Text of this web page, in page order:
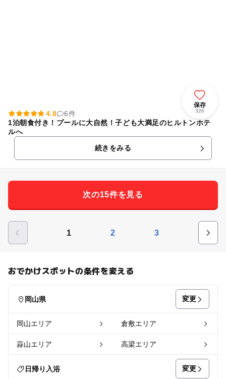
保存
326
4.8
6件
1泊朝食付き！プールに大自然！子ども大満足のヒルトンホテ
ルへ
続きをみる
次の15件を見る
1 2 3
おでかけスポットの条件を変える
岡山県 変更
岡山エリア 倉敷エリア
蒜山エリア 高梁エリア
日帰り入浴 変更